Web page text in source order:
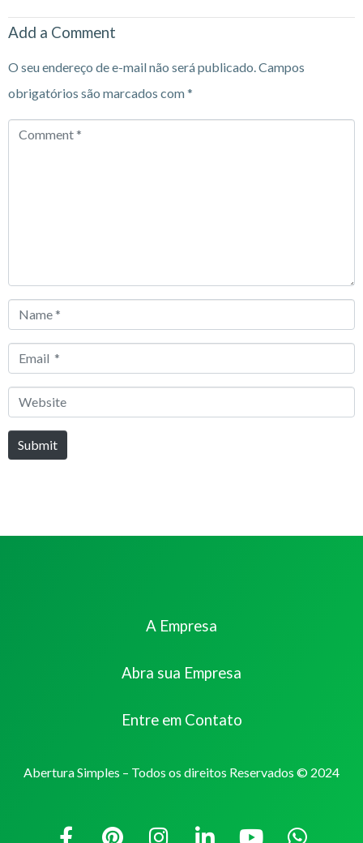
Add a Comment
O seu endereço de e-mail não será publicado.Campos
obrigatórios são marcados com*
Comment
Name
Email
Website
Submit
A Empresa
Abra sua Empresa
Entre em Contato
Abertura Simples – Todos os direitos Reservados © 2024